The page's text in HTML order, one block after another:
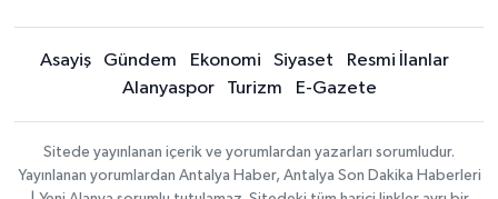
Asayiş Gündem Ekonomi Siyaset
Resmi İlanlar
Alanyaspor
Turizm E-Gazete
Sitede yayınlanan içerik ve yorumlardan yazarları sorumludur.
Yayınlanan yorumlardan Antalya Haber, Antalya Son Dakika Haberleri